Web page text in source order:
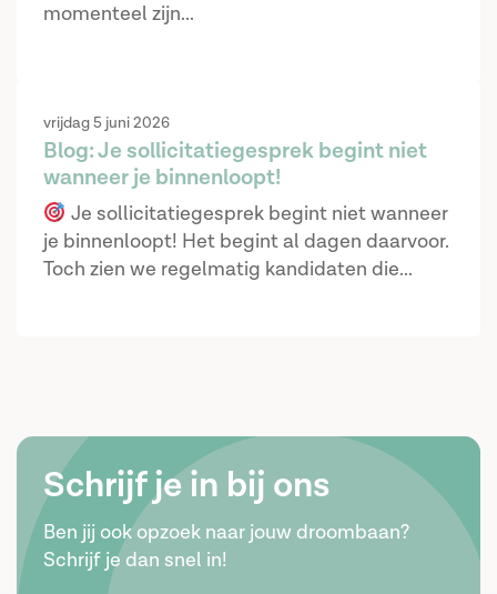
momenteel zijn...
vrijdag 5 juni 2026
Blog: Je sollicitatiegesprek begint niet
wanneer je binnenloopt!
Je sollicitatiegesprek begint niet wanneer
je binnenloopt! Het begint al dagen daarvoor.
Toch zien we regelmatig kandidaten die...
Schrijf je in bij ons
Ben jij ook opzoek naar jouw droombaan?
Schrijf je dan snel in!